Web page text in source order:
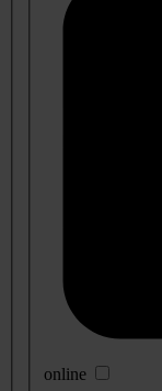
online